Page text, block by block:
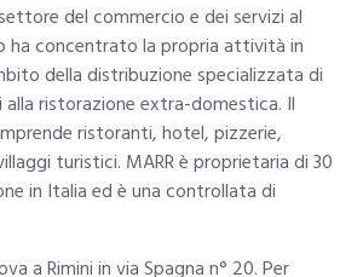
del commercio e dei servizi al
ha concentrato la propria attività in
della distribuzione specializzata di
ristorazione extra-domestica. Il
ristoranti, hotel, pizzerie,
turistici. MARR è proprietaria di 30
in Italia ed è una controllata di
a Rimini in via Spagna n° 20. Per